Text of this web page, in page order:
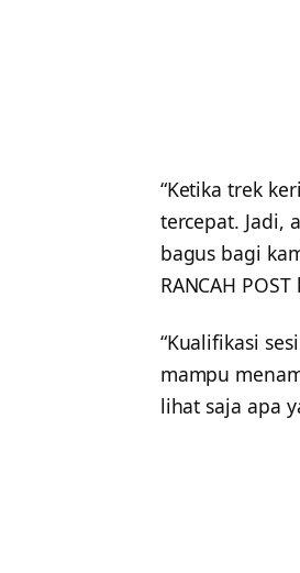
“Ketika trek
tercepat. Jadi,
bagus bagi
RANCAH
“Kualifikasi
mampu
lihat saja apa